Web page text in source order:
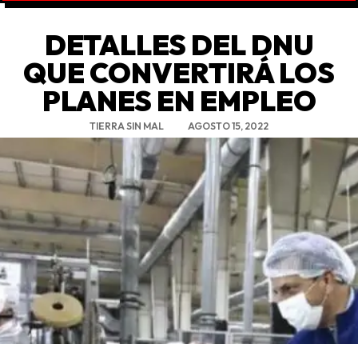
DETALLES DEL DNU
QUE CONVERTIRÁ LOS
PLANES EN EMPLEO
TIERRA SIN MAL AGOSTO 15, 2022